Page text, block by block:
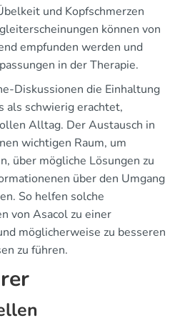
und Kopfschmerzen
können von
empfunden werden und
in der Therapie.
Diskussionen die Einhaltung
als schwierig erachtet,
Alltag. Der Austausch in
wichtigen Raum, um
über mögliche Lösungen zu
über den Umgang
So helfen solche
von Asacol zu einer
möglicherweise zu besseren
zu führen.